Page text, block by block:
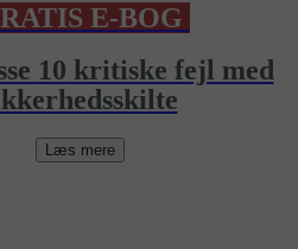
E-BOG
10 kritiske fejl med
Læs mere